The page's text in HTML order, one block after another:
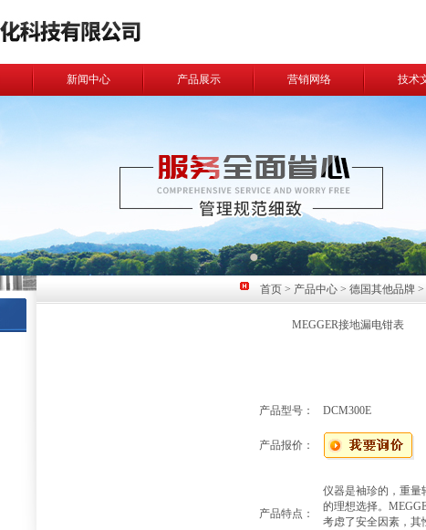
新闻中心 产品展示 营销网络 技术
首页 > 产品中心 > 德国其他品牌 >
MEGGER接地漏电钳表
产品型号： DCM300E
产品报价：
产品特点：
仪器是袖珍的，重量
的理想选择。
考虑了安全因素，其